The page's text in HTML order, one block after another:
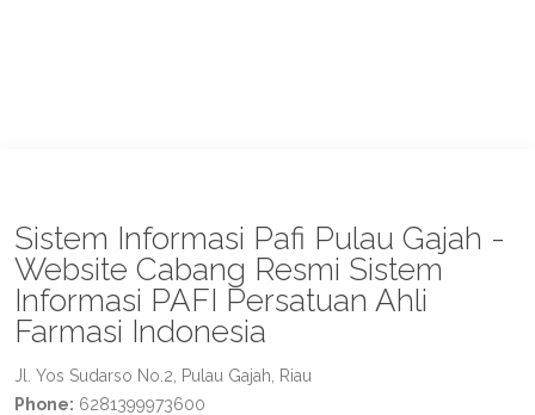
Sistem Informasi Pafi Pulau Gajah -
Website Cabang Resmi Sistem
Informasi PAFI Persatuan Ahli
Farmasi Indonesia
Jl. Yos Sudarso No.2, Pulau Gajah, Riau
Phone: 6281399973600